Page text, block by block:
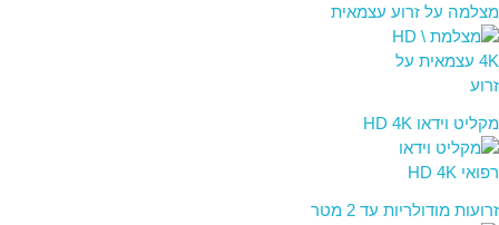
מצלמה על זרוע עצמאית
מקליט וידאו HD 4K
זרועות מודולריות עד 2 מטר